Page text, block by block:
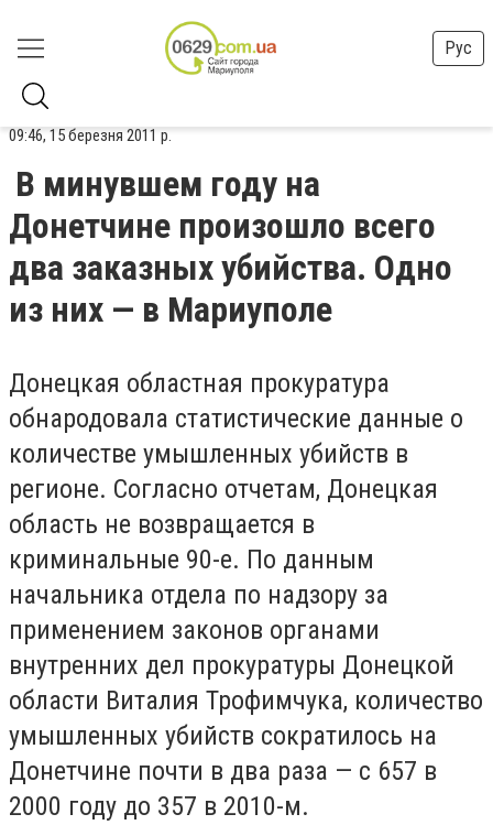
Рус
09:46, 15 березня 2011 р.
В минувшем году на
Донетчине произошло всего
два заказных убийства. Одно
из них — в Мариуполе
Донецкая областная прокуратура
обнародовала статистические данные о
количестве умышленных убийств в
регионе. Согласно отчетам, Донецкая
область не возвращается в
криминальные 90-е. По данным
начальника отдела по надзору за
применением законов органами
внутренних дел прокуратуры Донецкой
области Виталия Трофимчука, количество
умышленных убийств сократилось на
Донетчине почти в два раза — с 657 в
2000 году до 357 в 2010-м.